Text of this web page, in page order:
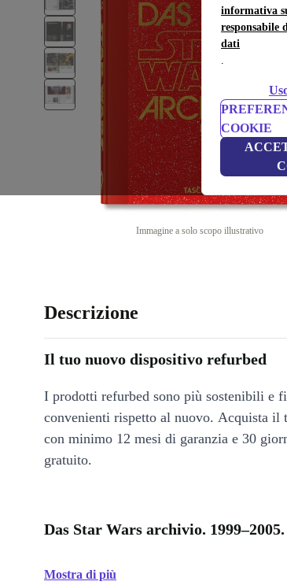
informativa
responsabile
dati
.
COOKIE
Immagine a solo scopo illustrativo
Descrizione
Il tuo nuovo dispositivo refurbed
I prodotti refurbed sono più sostenibili e
convenienti rispetto al nuovo. Acquista il
con minimo 12 mesi di garanzia e 30
gratuito.
Das Star Wars archivio.
Mostra di più